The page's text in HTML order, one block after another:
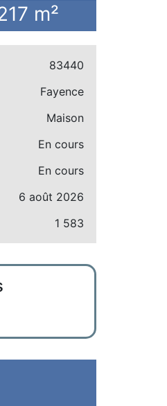
m²
83440
Fayence
Maison
En cours
En cours
6 août 2026
1 583